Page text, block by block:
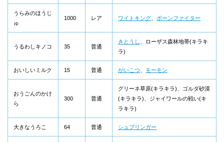
うらみのほうじ
ゅ
1000 レア ワイトキング ボーンファイター
うるわしキノコ 35 普通
きとうし
、ローザス森林地帯(キラキ
ラ)
おいしいミルク 15 普通 がいこつ 、モーモン
おうごんのかけ
ら
300 普通
グリーネ草原(キラキラ)、ゴルダ砂漠
(キラキラ)、ジャイワールの戦い(キ
ラキラ)
大きなうろこ 64 普通 シュプリンガー